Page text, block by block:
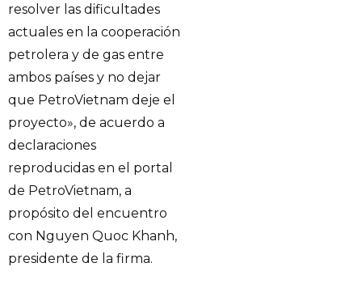
resolver las dificultades
actuales en la cooperación
petrolera y de gas entre
ambos países y no dejar
que PetroVietnam deje el
proyecto», de acuerdo a
declaraciones
reproducidas en el portal
de PetroVietnam, a
propósito del encuentro
con Nguyen Quoc Khanh,
presidente de la firma.